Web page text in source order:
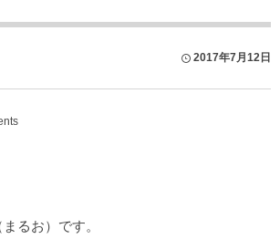
2017年7月12日
るお）です。